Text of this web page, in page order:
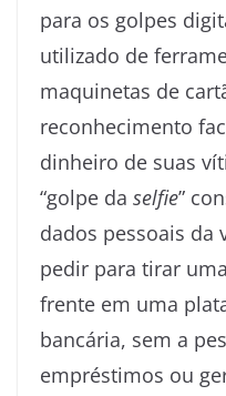
para os golpes
utilizado de
maquinetas de
reconhecimento
dinheiro de suas
“golpe da selfie”
dados pessoais
pedir para tirar
frente em uma
bancária, sem a
empréstimos ou